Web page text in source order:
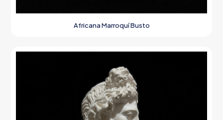
Africana Marroquí Busto